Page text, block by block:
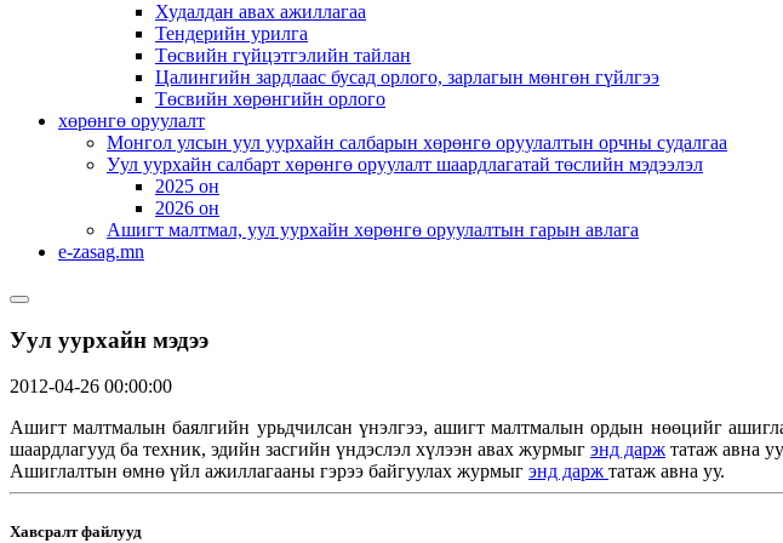
Худалдан авах ажиллагаа
Тендерийн урилга
Төсвийн гүйцэтгэлийн тайлан
Цалингийн зардлаас бусад орлого, зарлагын мөнгөн гүйлгээ
Төсвийн хөрөнгийн орлого
хөрөнгө оруулалт
Монгол улсын уул уурхайн салбарын хөрөнгө оруулалтын орчны судалгаа
Уул уурхайн салбарт хөрөнгө оруулалт шаардлагатай төслийн мэдээлэл
2025 он
2026 он
Ашигт малтмал, уул уурхайн хөрөнгө оруулалтын гарын авлага
e-zasag.mn
Уул уурхайн мэдээ
2012-04-26 00:00:00
Ашигт малтмалын баялгийн урьдчилсан үнэлгээ, ашигт малтмалын ордын нөөцийг
шаардлагууд ба техник, эдийн засгийн үндэслэл хүлээн авах журмыг энд дарж татаж авна
Ашиглалтын өмнө үйл ажиллагааны гэрээ байгуулах журмыг энд дарж татаж авна уу.
Хавсралт файлууд